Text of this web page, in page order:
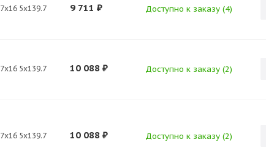
7x16 5x139.7 9 711 ₽ Доступно к заказу (4)
7x16 5x139.7 10 088 ₽ Доступно к заказу (2)
7x16 5x139.7 10 088 ₽ Доступно к заказу (2)